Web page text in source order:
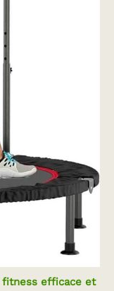
fitness efficace et